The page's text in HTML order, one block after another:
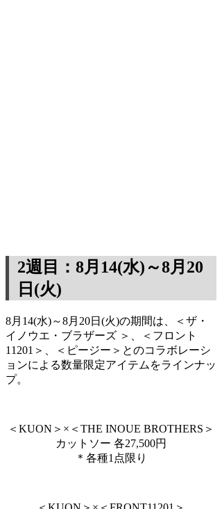
2週目：8月14(水)～8月20
日(火)
8月14(水)～8月20日(火)の期間は、＜ザ・
イノウエ・ブラザーズ ＞、＜フロント
11201＞、＜ピージー＞とのコラボレーシ
ョンによる数量限定アイテムをラインナッ
プ。
＜KUON＞×＜THE INOUE BROTHERS＞
カットソー 各27,500円
＊各種1点限り